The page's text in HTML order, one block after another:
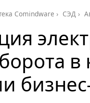
Comindware СЭД
в